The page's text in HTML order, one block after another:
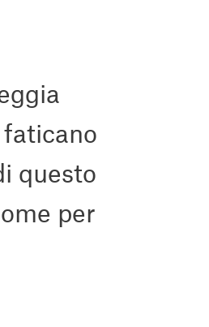
questo
per